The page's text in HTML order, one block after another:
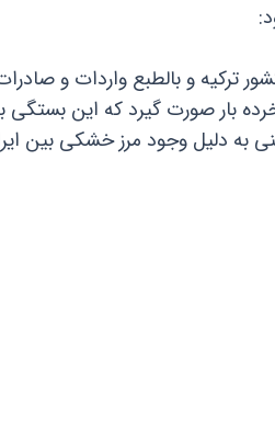
ترکیه و بالطبع واردات و
صورت گیرد که این بستگی
دلیل وجود مرز خشکی بین